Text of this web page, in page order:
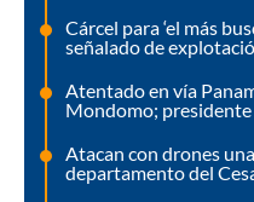
Cárcel para ‘el más
señalado de
Atentado en vía
Mondomo;
Atacan con drones
departamento del